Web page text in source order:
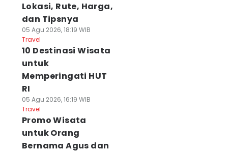
Lokasi, Rute, Harga,
dan Tipsnya
05 Agu 2026, 18:19 WIB
Travel
10 Destinasi Wisata
untuk
Memperingati HUT
RI
05 Agu 2026, 16:19 WIB
Travel
Promo Wisata
untuk Orang
Bernama Agus dan